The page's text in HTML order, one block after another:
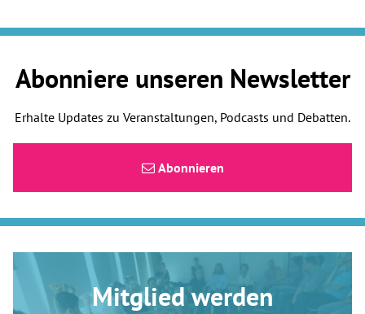
Abonniere unseren Newsletter
Erhalte Updates zu Veranstaltungen, Podcasts und Debatten.
Abonnieren
Mitglied werden